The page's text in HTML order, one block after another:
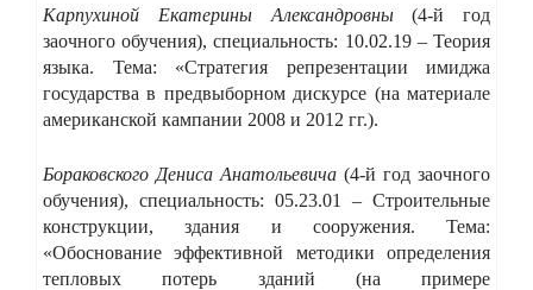
Карпухиной Екатерины Александровны(4-й год
заочного обучения), специальность: 10.02.19 – Теория
языка. Тема: «Стратегия репрезентации имиджа
государства в предвыборном дискурсе (на материале
американской кампании 2008 и 2012 гг.).
Бораковского Дениса Анатольевича (4-й год заочного
обучения), специальность: 05.23.01 – Строительные
конструкции, здания и сооружения. Тема:
«Обоснование эффективной методики определения
тепловых потерь зданий (на примере